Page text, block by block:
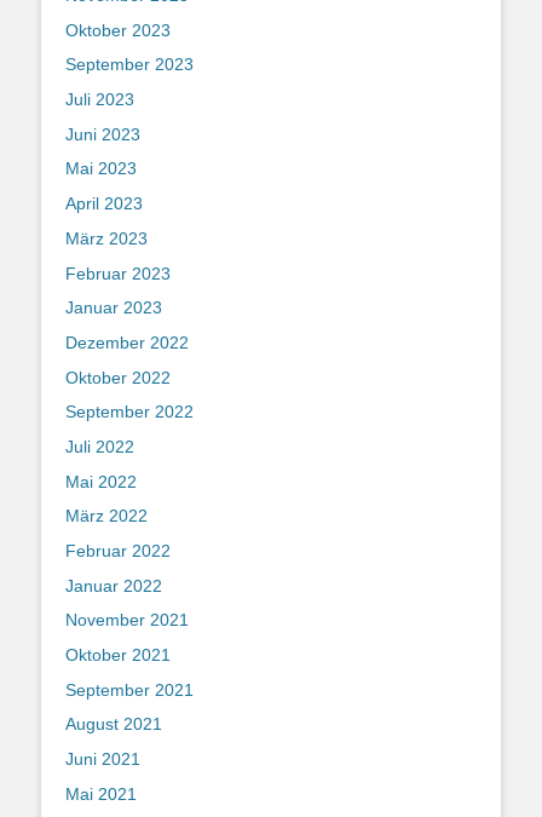
Oktober 2023
September 2023
Juli 2023
Juni 2023
Mai 2023
April 2023
März 2023
Februar 2023
Januar 2023
Dezember 2022
Oktober 2022
September 2022
Juli 2022
Mai 2022
März 2022
Februar 2022
Januar 2022
November 2021
Oktober 2021
September 2021
August 2021
Juni 2021
Mai 2021